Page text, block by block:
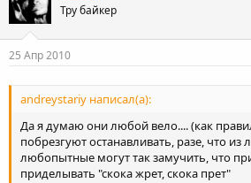
Тру байкер
25 Апр 2010
andreystariy написал(а):
Да я думаю они любой вело.... (как
побрезгуют останавливать, разе, что из
любопытные могут так замучить, что
приделывать "скока жрет, скока прет"